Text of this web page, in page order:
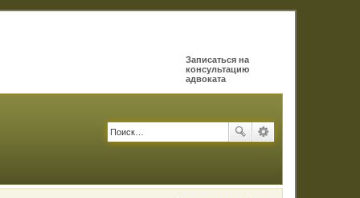
Записаться на
консультацию
адвоката